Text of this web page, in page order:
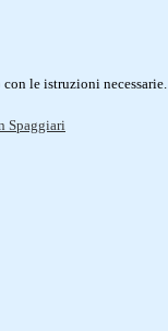
le istruzioni necessarie.
Spaggiari